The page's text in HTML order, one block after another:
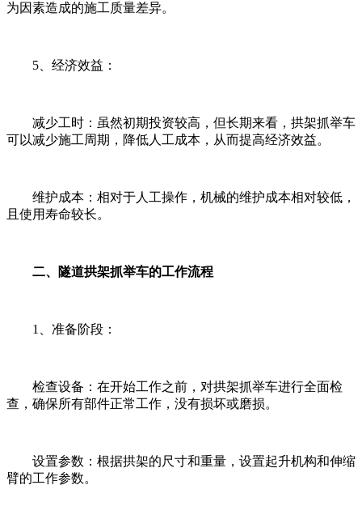
为因素造成的施工质量差异。
5、经济效益：
减少工时：虽然初期投资较高，但长期来看，拱架抓举车
可以减少施工周期，降低人工成本，从而提高经济效益。
维护成本：相对于人工操作，机械的维护成本相对较低，
且使用寿命较长。
二、隧道拱架抓举车的工作流程
1、准备阶段：
检查设备：在开始工作之前，对拱架抓举车进行全面检
查，确保所有部件正常工作，没有损坏或磨损。
设置参数：根据拱架的尺寸和重量，设置起升机构和伸缩
臂的工作参数。